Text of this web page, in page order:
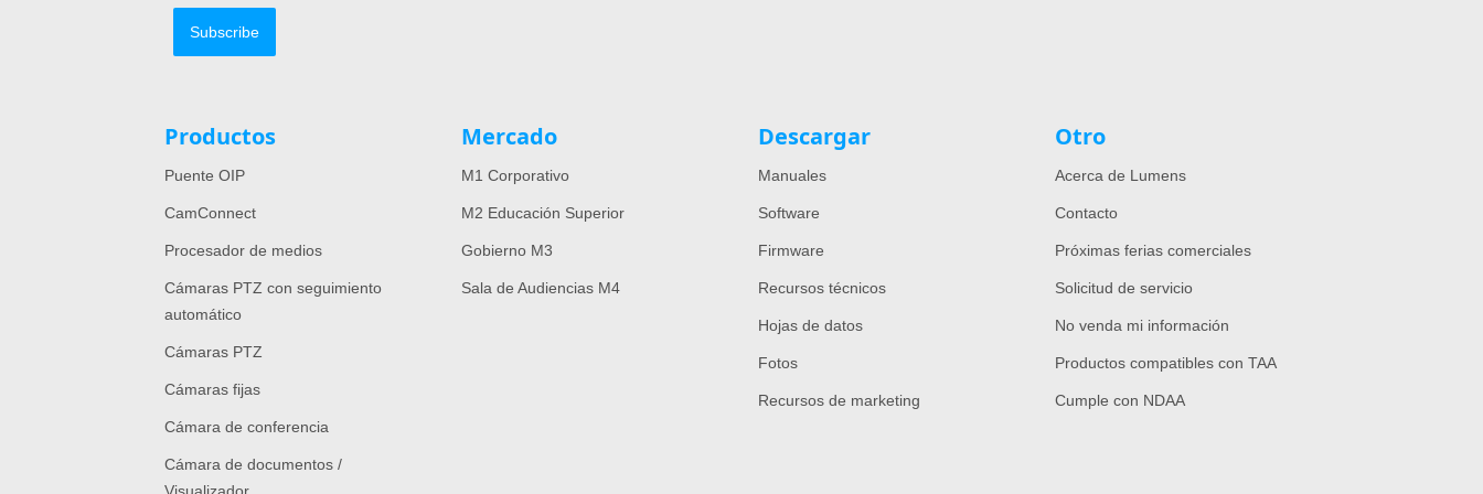
Subscribe
Productos
Puente OIP
CamConnect
Procesador de medios
Cámaras PTZ con seguimiento
automático
Cámaras PTZ
Cámaras fijas
Cámara de conferencia
Cámara de documentos /
Mercado
M1 Corporativo
M2 Educación Superior
Gobierno M3
Sala de Audiencias M4
Descargar
Manuales
Software
Firmware
Recursos técnicos
Hojas de datos
Fotos
Recursos de marketing
Otro
Acerca de Lumens
Contacto
Próximas ferias comerciales
Solicitud de servicio
No venda mi información
Productos compatibles con TAA
Cumple con NDAA